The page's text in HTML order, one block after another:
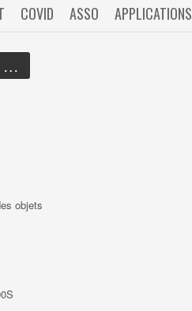
APPLICATIONS
ASSO
COVID
…
objets